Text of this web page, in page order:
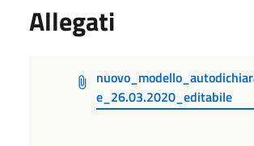
Allegati
e_26.03.2020_editabile